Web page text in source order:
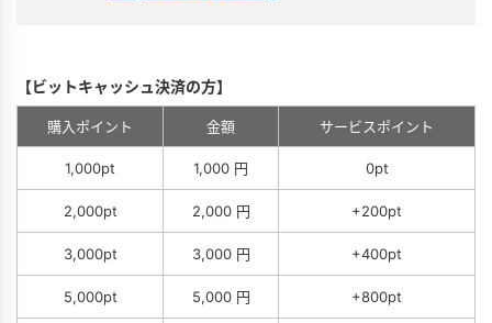
【ビットキャッシュ決済の方】
購入ポイント 金額 サービスポイント
1,000pt 1,000 円 0pt
2,000pt 2,000 円 +200pt
3,000pt 3,000 円 +400pt
5,000pt 5,000 円 +800pt